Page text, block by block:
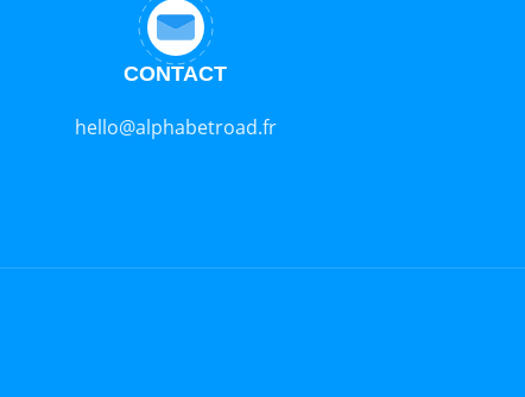
CONTACT
hello@alphabetroad.fr